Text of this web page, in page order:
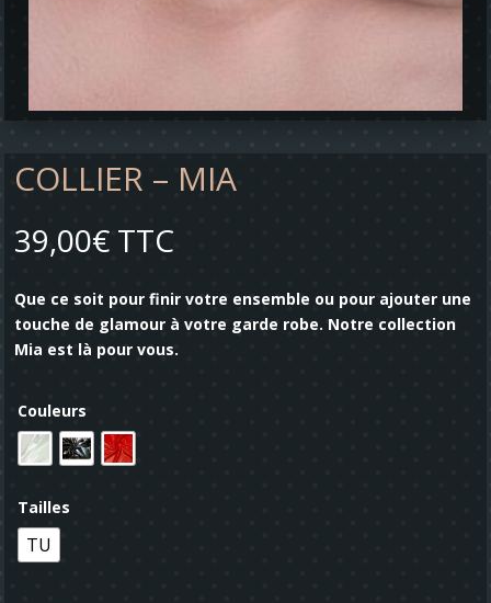
COLLIER – MIA
39,00€ TTC
Que ce soit pour finir votre ensemble ou pour ajouter une
touche de glamour à votre garde robe. Notre collection
Mia est là pour vous.
Couleurs
Tailles
TU